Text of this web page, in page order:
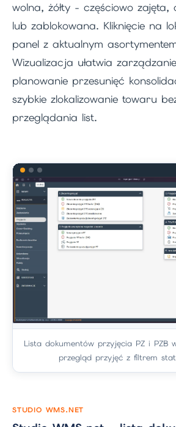
wolna, żółty - częściowo zajęta,
lub zablokowana. Kliknięcie na
panel z aktualnym
Wizualizacja ułatwia
planowanie przesunięć
szybkie zlokalizowanie towaru
przeglądania list.
Lista dokumentów przyjęcia PZ i PZB
przegląd przyjęć z filtrem
STUDIO WMS.NET